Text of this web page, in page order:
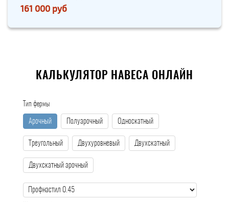
161 000 руб
КАЛЬКУЛЯТОР НАВЕСА ОНЛАЙН
Тип фермы
Арочный Полуарочный Односкатный
Треугольный Двухуровневый Двухскатный
Двухскатный арочный